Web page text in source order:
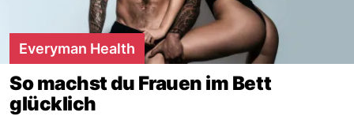
Everyman Health
So machst du Frauen im Bett
glücklich